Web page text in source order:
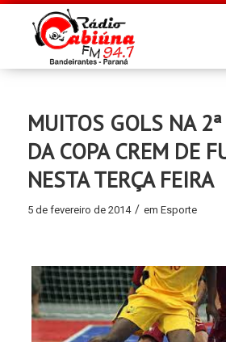
MUITOS GOLS NA
DA COPA CREM DE
NESTA TERÇA FEIRA
5 de fevereiro de 2014 / em Esporte